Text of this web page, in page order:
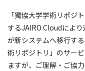
「獨協大学学術リポジ
するJAIRO Cloudによ
が新システムへ移行す
術リポジトリ」のサー
ますが、ご理解・ご協